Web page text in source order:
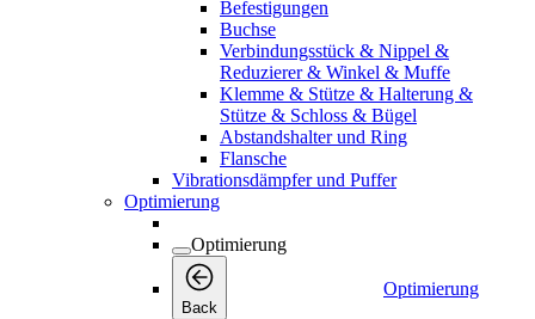
Befestigungen
Buchse
Verbindungsstück & Nippel &
Reduzierer & Winkel & Muffe
Klemme & Stütze & Halterung &
Stütze & Schloss & Bügel
Abstandshalter und Ring
Flansche
Vibrationsdämpfer und Puffer
Optimierung
Optimierung
Back
Optimierung